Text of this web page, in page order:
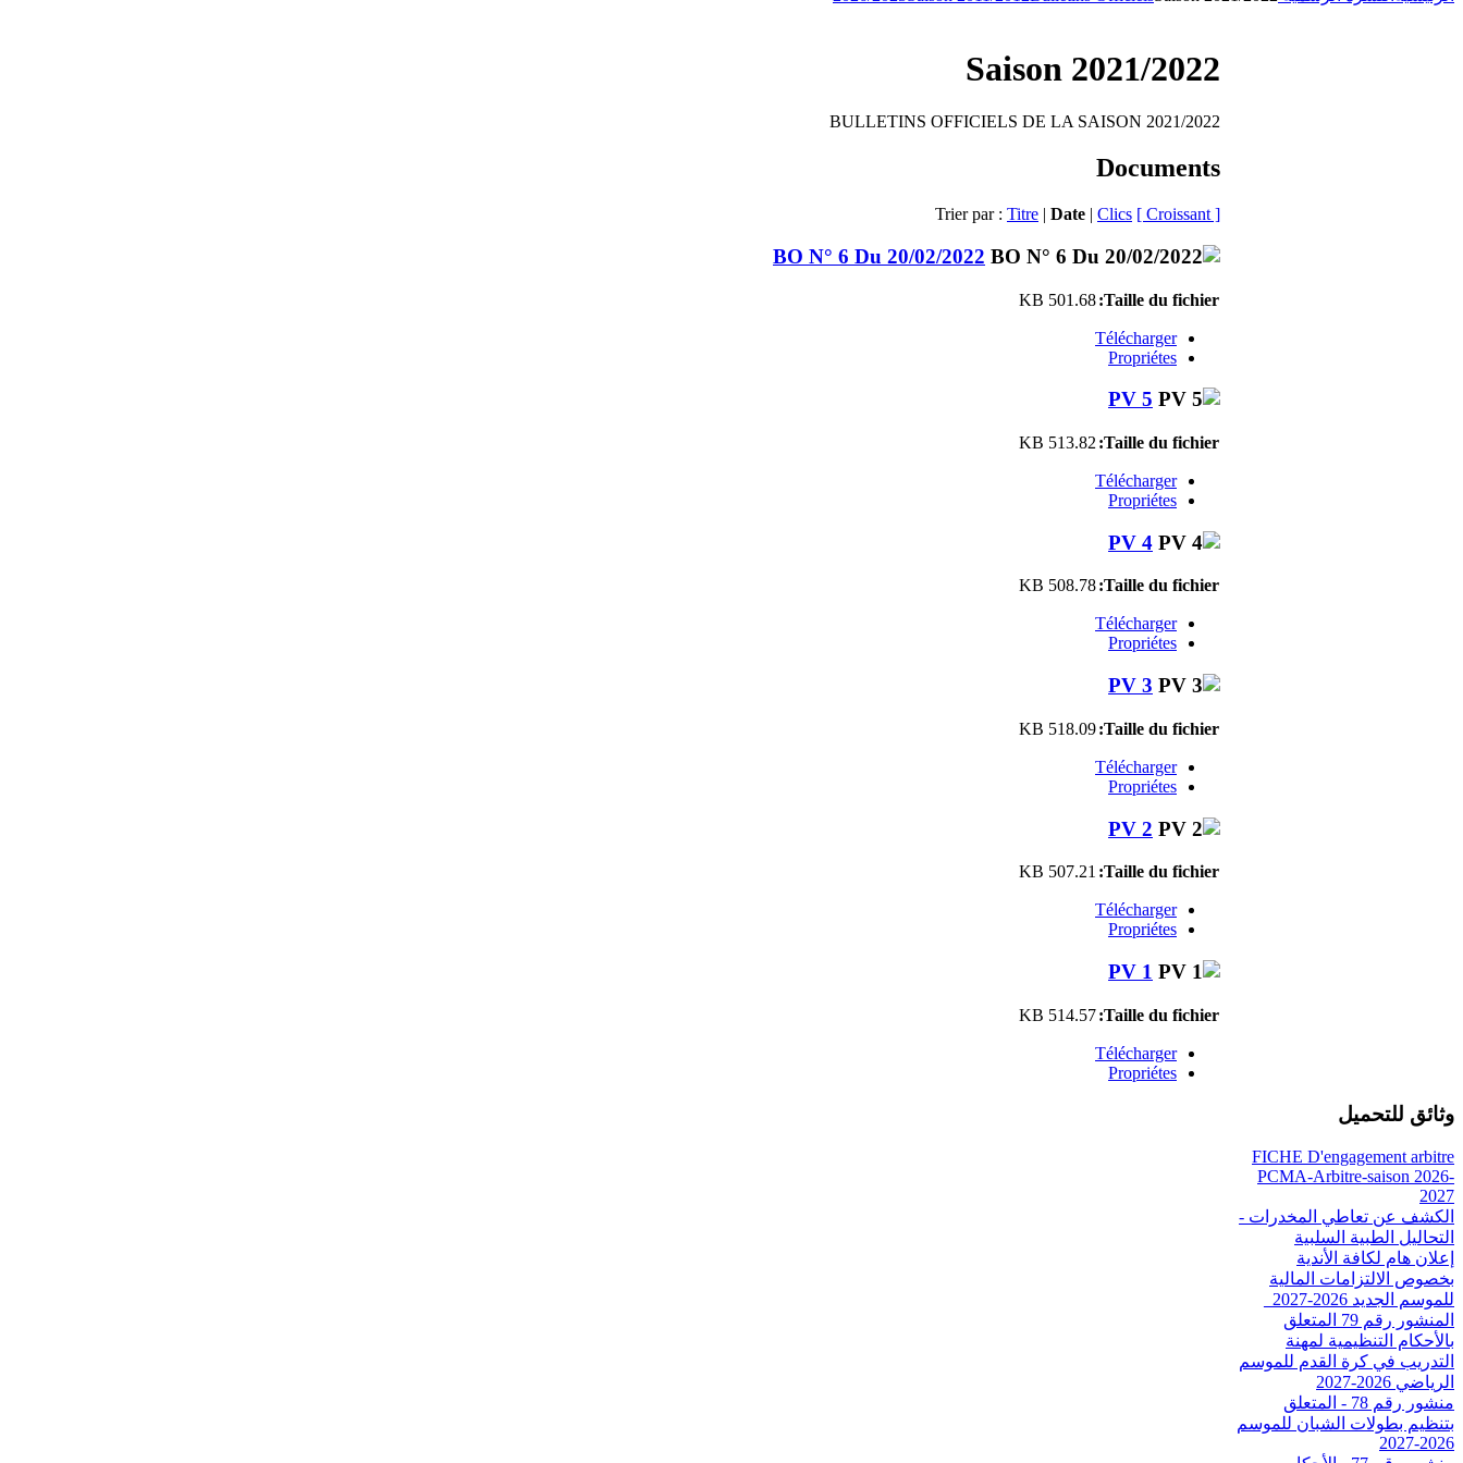
Saison 2021/2022
BULLETINS OFFICIELS DE LA SAISON 2021/2022
Documents
Trier par : Titre | Date | Clics [ Croissant ]
BO N° 6 Du 20/02/2022
Taille du fichier:
501.68 KB
Télécharger
Propriétes
PV 5
Taille du fichier:
513.82 KB
Télécharger
Propriétes
PV 4
Taille du fichier:
508.78 KB
Télécharger
Propriétes
PV 3
Taille du fichier:
518.09 KB
Télécharger
Propriétes
PV 2
Taille du fichier:
507.21 KB
Télécharger
Propriétes
PV 1
Taille du fichier:
514.57 KB
Télécharger
Propriétes
وثائق للتحميل
FICHE D'engagement arbitre
PCMA-Arbitre-saison 2026-
2027
الكشف عن تعاطي المخدرات -
التحاليل الطبية السلبية
إعلان هام لكافة الأندية
بخصوص الالتزامات المالية
للموسم الجديد 2026-2027_
المنشور رقم 79 المتعلق
بالأحكام التنظيمية لمهنة
التدريب في كرة القدم للموسم
الرياضي 2026-2027
منشور رقم 78 - المتعلق
بتنظيم بطولات الشبان للموسم
2026-2027